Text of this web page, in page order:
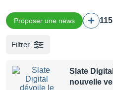
Proposer une news 115
Filtrer
Slate
nouvelle